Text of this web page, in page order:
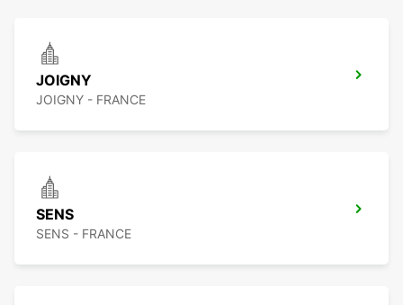
JOIGNY
JOIGNY - FRANCE
SENS
SENS - FRANCE